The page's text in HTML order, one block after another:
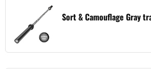
Sort & Camouflage Gray